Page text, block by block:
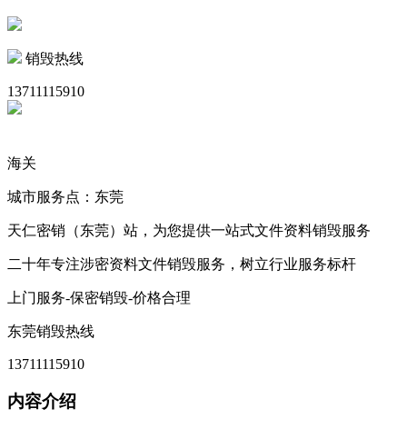
销毁热线
13711115910
海关
城市服务点：东莞
天仁密销（东莞）站，为您提供一站式文件资料销毁服务
二十年专注涉密资料文件销毁服务，树立行业服务标杆
上门服务-保密销毁-价格合理
东莞销毁热线
13711115910
内容介绍